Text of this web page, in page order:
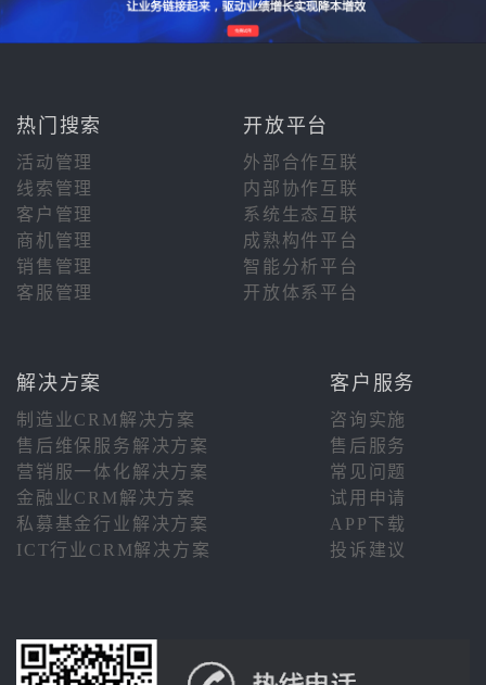
热门搜索 开放平台
活动管理
外部合作互联
线索管理
内部协作互联
客户管理
系统生态互联
商机管理
成熟构件平台
销售管理
智能分析平台
客服管理
开放体系平台
解决方案 客户服务
制造业CRM解决方案
咨询实施
售后维保服务解决方案
售后服务
营销服一体化解决方案
常见问题
金融业CRM解决方案
试用申请
私募基金行业解决方案
APP下载
ICT行业CRM解决方案
投诉建议